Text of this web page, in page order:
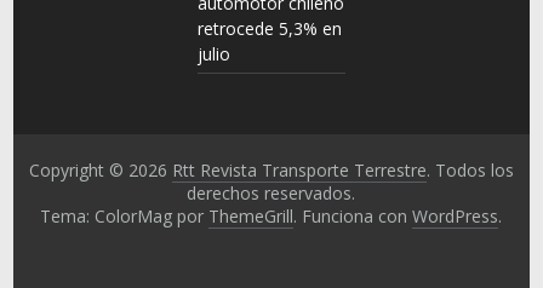
retrocede 5,3% en
julio
Copyright © 2026 Rtt Revista Transporte Terrestre. Todos los
derechos reservados.
Tema: ColorMag por ThemeGrill. Funciona conWordPress.